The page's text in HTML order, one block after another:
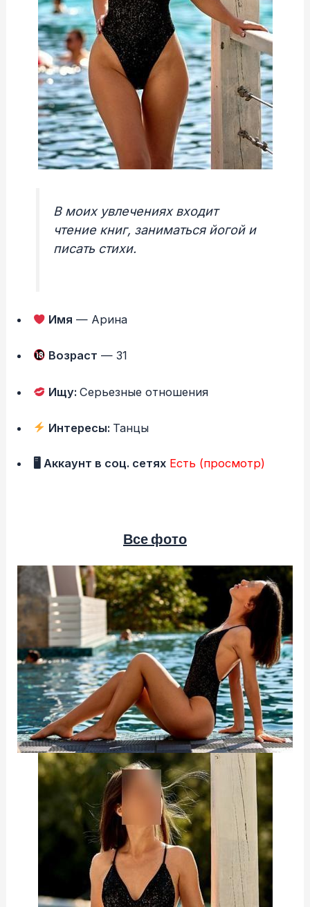
В моих увлечениях входит
чтение книг, заниматься йогой и
писать стихи.
Имя — Арина
Возраст — 31
Ищу:Серьезные отношения
Интересы: Танцы
🖥 Аккаунт в соц. сетях Есть (просмотр)
Все фото